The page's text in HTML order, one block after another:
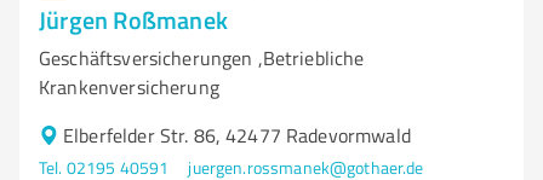
Jürgen Roßmanek
Geschäftsversicherungen ,Betriebliche
Krankenversicherung
Elberfelder Str. 86, 42477 Radevormwald
Tel. 02195 40591
juergen.rossmanek@gothaer.de